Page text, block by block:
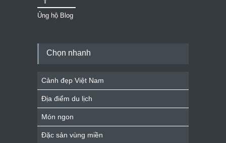
Ủng hộ Blog
Chọn nhanh
Cảnh đẹp Việt Nam
Địa điểm du lịch
Món ngon
Đặc sản vùng miền